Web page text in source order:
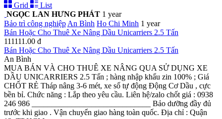
Grid
List
NGỌC LAN HƯNG PHÁT 1 year
Bảo trì công nghiệp An Bình Ho Chi Minh 1 year
Bán Hoặc Cho Thuê Xe Nâng Dầu Unicarriers 2.5 Tấn
111111.00 đ
Bán Hoặc Cho Thuê Xe Nâng Dầu Unicarriers 2.5 Tấn
An Bình
MUA BÁN VÀ CHO THUÊ XE NÂNG QUA SỬ DỤNG XE
DẦU UNICARRIERS 2.5 Tấn ; hàng nhập khẩu zin 100% ; Giá
CHỐT RẺ Tháp nâng 3-6 mét, xe số tự động Động Cơ Dầu , cực
bền bỉ. Chức năng : Lắp theo yêu cầu. Liên hệ/zalo chốt giá : 0938
246 986 ______________________________ Bảo dưỡng đầy đủ
trước khi giao . Vận chuyển giao hàng toàn quốc. Địa chỉ : Quận